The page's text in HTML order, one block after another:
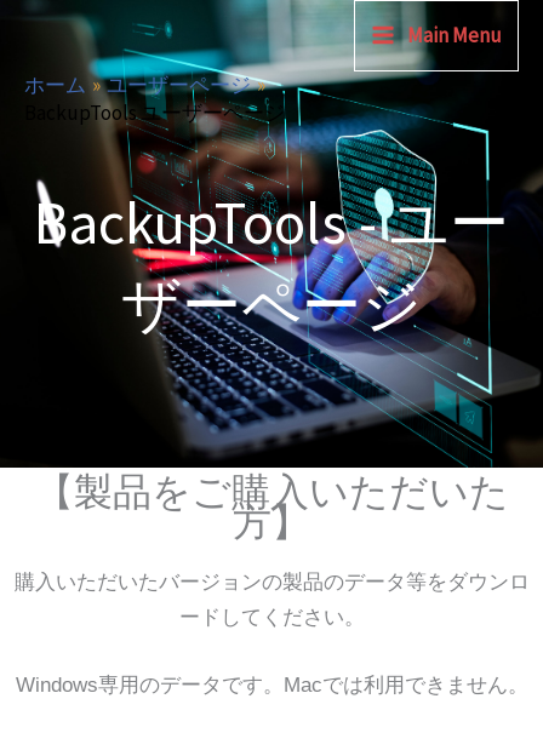
Main Menu
ホーム
ユーザーページ
BackupTools ユーザーページ
BackupTools - ユー
ザーページ
【製品をご購入いただいた
方】
購入いただいたバージョンの製品のデータ等をダウンロ
ードしてください。
Windows専用のデータです。Macでは利用できません。
Facebook
Twitter